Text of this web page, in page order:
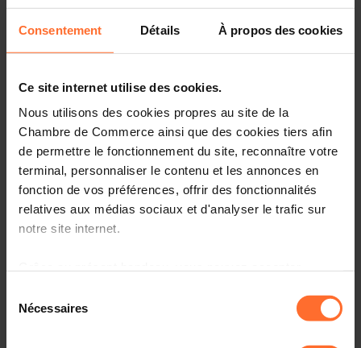
Consentement Détails À propos des cookies
Ce site internet utilise des cookies.
Nous utilisons des cookies propres au site de la
Chambre de Commerce ainsi que des cookies tiers afin
de permettre le fonctionnement du site, reconnaître votre
terminal, personnaliser le contenu et les annonces en
fonction de vos préférences, offrir des fonctionnalités
relatives aux médias sociaux et d'analyser le trafic sur
notre site internet.
à l’exception des cookies strictement nécessaires au
fonctionnement du site. Une description des différents
cookies est accessible sous l’onglet « Détails » ci-
Nécessaires
Practical info
3 project texts
d’intérêt national sous forme de réserve naturelle la zone
humide « Conzefenn » sur le territoire des communes de
Troisvierges et de Weiswampach.
Projet de règlement grand-ducal déclarant zone
protégée d’intérêt national sous forme de réserve
Veuillez trouver ci-dessous le(s) texte(s) relatif(s) au(x)